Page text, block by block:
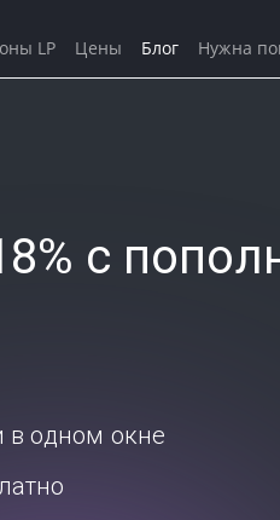
с
в одном окне
LP Цены Блог Нужна